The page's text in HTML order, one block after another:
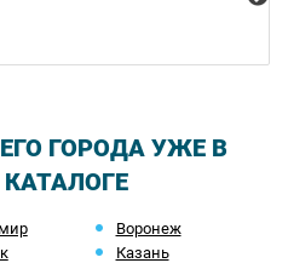
ГОРОДА УЖЕ В
Воронеж
Казань